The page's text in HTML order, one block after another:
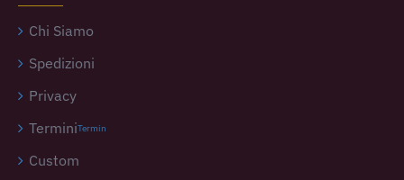
Chi Siamo
Spedizioni
Privacy
TerminiTermin
Custom